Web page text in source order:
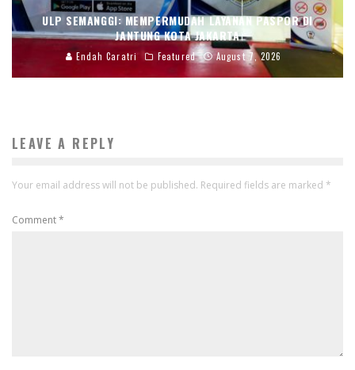
ULP SEMANGGI: MEMPERMUDAH LAYANAN PASPOR DI
JANTUNG KOTA JAKARTA
Endah Caratri Featured August 7, 2026
LEAVE A REPLY
Your email address will not be published. Required fields are marked *
Comment*